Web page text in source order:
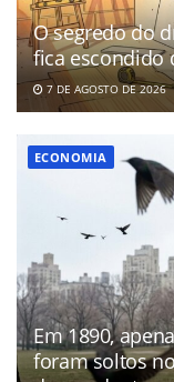
O segredo do
fica escondido
7 DE AGOSTO DE 2026
ECONOMIA
Em 1890,
foram soltos